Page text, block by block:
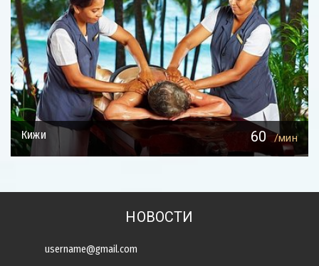
Кижи 60 /мин
НОВОСТИ